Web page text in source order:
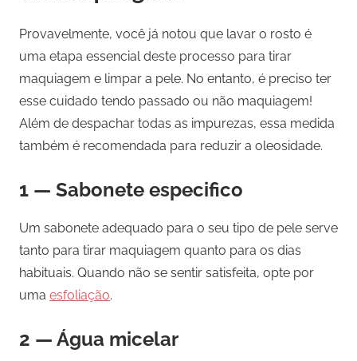
Provavelmente, você já notou que lavar o rosto é
uma etapa essencial deste processo para tirar
maquiagem e limpar a pele. No entanto, é preciso ter
esse cuidado tendo passado ou não maquiagem!
Além de despachar todas as impurezas, essa medida
também é recomendada para reduzir a oleosidade.
1 — Sabonete especifico
Um sabonete adequado para o seu tipo de pele serve
tanto para tirar maquiagem quanto para os dias
habituais. Quando não se sentir satisfeita, opte por
uma esfoliação.
2 — Água micelar